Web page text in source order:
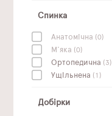
Спинка
Анатомічна (0)
М'яка (0)
Ортопедична (3)
Ущільнена (1)
Добірки